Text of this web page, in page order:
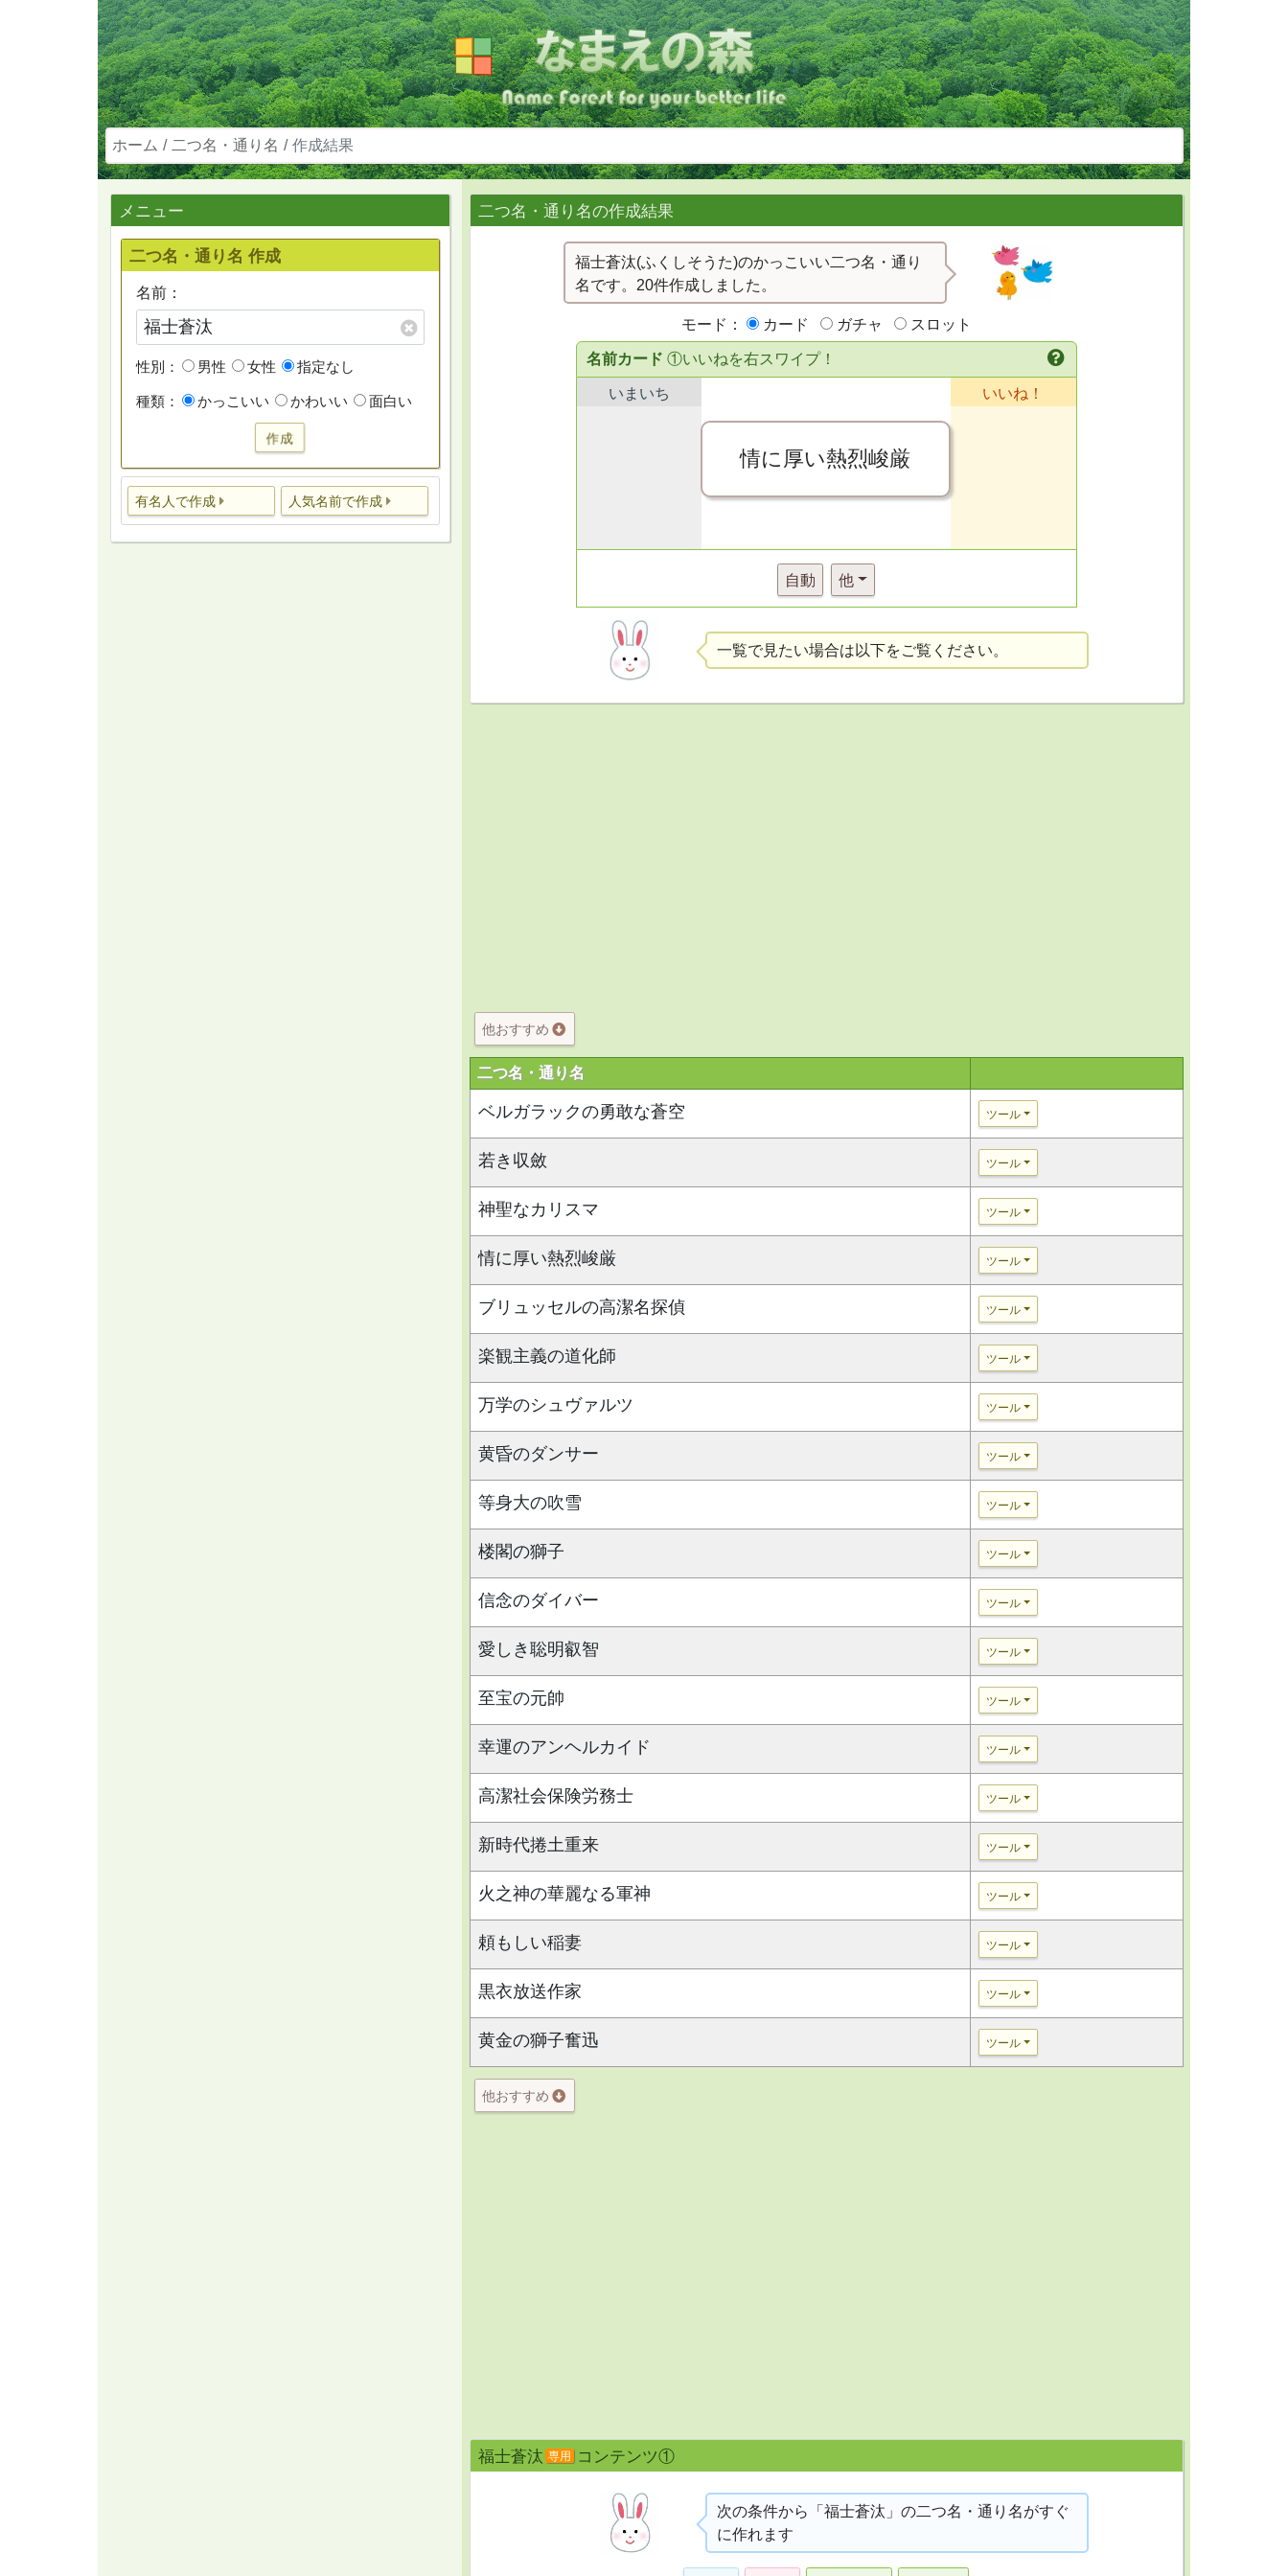
ホーム 二つ名・通り名 作成結果
メニュー
二つ名・通り名 作成
名前：
性別： 男性 女性 指定なし
種類： かっこいい かわいい 面白い
作成
有名人で作成 人気名前で作成
二つ名・通り名の作成結果
福士蒼汰(ふくしそうた)のかっこいい二つ名・通り
名です。20件作成しました。
モード： カード ガチャ スロット
名前カード ①いいねを右スワイプ！
いまいち
情に厚い熱烈峻厳
いいね！
自動 他
一覧で見たい場合は以下をご覧ください。
他おすすめ
二つ名・通り名
ベルガラックの勇敢な蒼空 ツール
若き収斂 ツール
神聖なカリスマ ツール
情に厚い熱烈峻厳 ツール
ブリュッセルの高潔名探偵 ツール
楽観主義の道化師 ツール
万学のシュヴァルツ ツール
黄昏のダンサー ツール
等身大の吹雪 ツール
楼閣の獅子 ツール
信念のダイバー ツール
愛しき聡明叡智 ツール
至宝の元帥 ツール
幸運のアンヘルカイド ツール
高潔社会保険労務士 ツール
新時代捲土重来 ツール
火之神の華麗なる軍神 ツール
頼もしい稲妻 ツール
黒衣放送作家 ツール
黄金の獅子奮迅 ツール
他おすすめ
福士蒼汰 専用 コンテンツ①
次の条件から「福士蒼汰」の二つ名・通り名がすぐ
に作れます